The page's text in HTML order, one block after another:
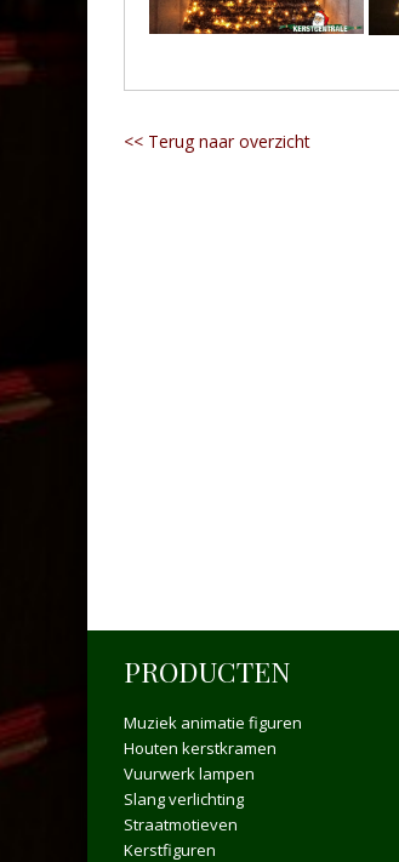
<< Terug naar overzicht
PRODUCTEN
Muziek animatie figuren
Houten kerstkramen
Vuurwerk lampen
Slang verlichting
Straatmotieven
Kerstfiguren